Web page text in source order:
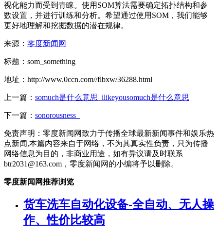
视化能力而受到青睐。使用SOM算法需要确定拓扑结构和参
数设置，并进行训练和分析。希望通过使用SOM，我们能够
更好地理解和挖掘数据的潜在规律。
来源： 零度新闻网
标题：som_something
地址：http://www.0ccn.com//flbxw/36288.html
上一篇： somuch是什么意思_ilikeyousomuch是什么意思
下一篇： sonorousness_
免责声明：零度新闻网致力于传播全球最新新闻事件和娱乐热
点新闻,本篇内容来自于网络，不为其真实性负责，只为传播
网络信息为目的，非商业用途，如有异议请及时联系
btr2031@163.com，零度新闻网的小编将予以删除。
零度新闻网推荐浏览
货车洗车自动化设备-全自动、无人操
作、性价比较高